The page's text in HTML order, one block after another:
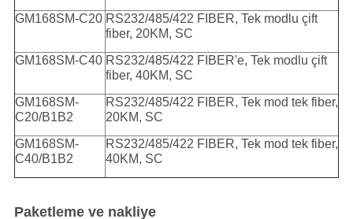
GM168SM-C20 RS232/485/422 FIBER, Tek modlu çift
fiber, 20KM, SC
GM168SM-C40 RS232/485/422 FIBER'e, Tek modlu çift
fiber, 40KM, SC
GM168SM-
C20/B1B2
RS232/485/422 FIBER, Tek mod tek fiber,
20KM, SC
GM168SM-
C40/B1B2
RS232/485/422 FIBER, Tek mod tek fiber,
40KM, SC
Paketleme ve nakliye